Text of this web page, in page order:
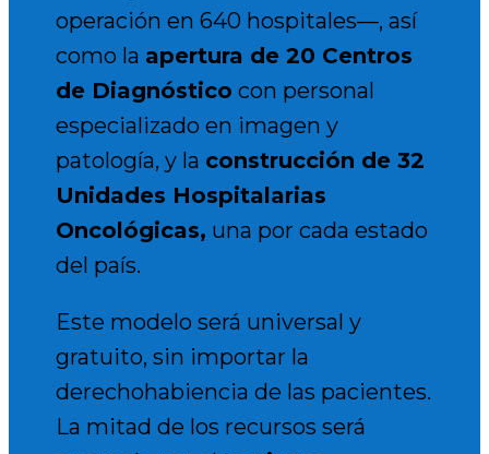
operación en 640 hospitales—, así
como la apertura de 20 Centros
de Diagnóstico con personal
especializado en imagen y
patología, y la construcción de 32
Unidades Hospitalarias
Oncológicas, una por cada estado
del país.
Este modelo será universal y
gratuito, sin importar la
derechohabiencia de las pacientes.
La mitad de los recursos será